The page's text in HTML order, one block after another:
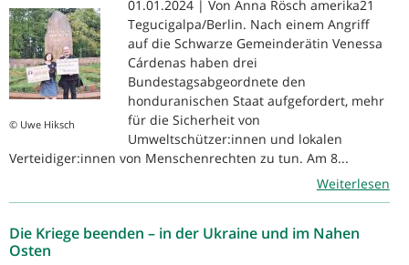
© Uwe Hiksch
01.01.2024 | Von Anna Rösch amerika21
Tegucigalpa/Berlin. Nach einem Angriff
auf die Schwarze Gemeinderätin Venessa
Cárdenas haben drei
Bundestagsabgeordnete den
honduranischen Staat aufgefordert, mehr
für die Sicherheit von
Umweltschützer:innen und lokalen
Verteidiger:innen von Menschenrechten zu tun. Am 8...
Weiterlesen
Die Kriege beenden – in der Ukraine und im Nahen
Osten